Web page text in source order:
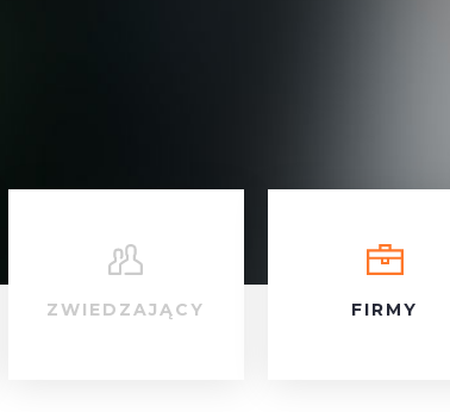
ZWIEDZAJĄCY FIRMY